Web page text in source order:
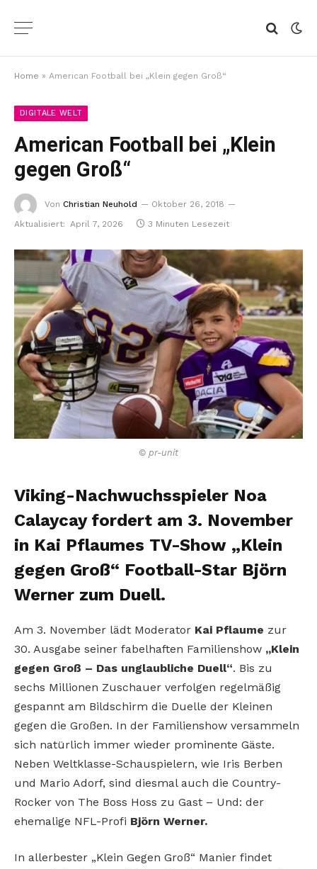
Home » American Football bei „Klein gegen Groß“
DIGITALE WELT
American Football bei „Klein
gegen Groß“
Von Christian Neuhold
Oktober 26, 2018
Aktualisiert: April 7, 2026 3 Minuten Lesezeit
© pr-unit
Viking-Nachwuchsspieler Noa
Calaycay fordert am 3. November
in Kai Pflaumes TV-Show „Klein
gegen Groß“ Football-Star Björn
Werner zum Duell.
Am 3. November lädt Moderator Kai Pflaume zur
30. Ausgabe seiner fabelhaften Familienshow „Klein
gegen Groß – Das unglaubliche Duell“. Bis zu
sechs Millionen Zuschauer verfolgen regelmäßig
gespannt am Bildschirm die Duelle der Kleinen
gegen die Großen. In der Familienshow versammeln
sich natürlich immer wieder prominente Gäste.
Neben Weltklasse-Schauspielern, wie Iris Berben
und Mario Adorf, sind diesmal auch die Country-
Rocker von The Boss Hoss zu Gast – Und: der
ehemalige NFL-Profi Björn Werner.
In allerbester „Klein Gegen Groß“ Manier findet